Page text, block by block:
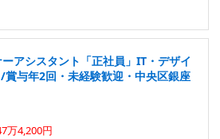
アシスタント「正社員」IT・デザイ
与年2回・未経験歓迎・中央区銀座
万4,200円